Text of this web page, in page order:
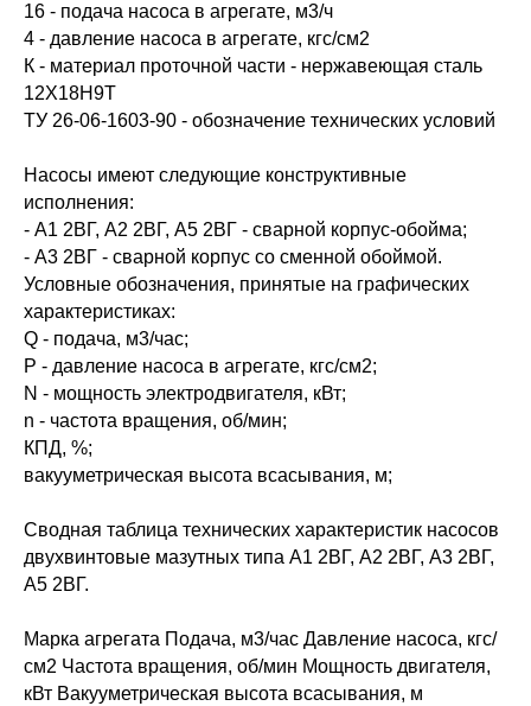
16 - подача насоса в агрегате, м3/ч
4 - давление насоса в агрегате, кгс/см2
К - материал проточной части - нержавеющая сталь
12Х18Н9Т
ТУ 26-06-1603-90 - обозначение технических условий
Насосы имеют следующие конструктивные
исполнения:
- А1 2ВГ, А2 2ВГ, А5 2ВГ - сварной корпус-обойма;
- А3 2ВГ - сварной корпус со сменной обоймой.
Условные обозначения, принятые на графических
характеристиках:
Q - подача, м3/час;
Р - давление насоса в агрегате, кгс/см2;
N - мощность электродвигателя, кВт;
n - частота вращения, об/мин;
КПД, %;
вакууметрическая высота всасывания, м;
Сводная таблица технических характеристик насосов
двухвинтовые мазутных типа А1 2ВГ, А2 2ВГ, А3 2ВГ,
А5 2ВГ.
Марка агрегата Подача, м3/час Давление насоса, кгс/
см2 Частота вращения, об/мин Мощность двигателя,
кВт Вакууметрическая высота всасывания, м